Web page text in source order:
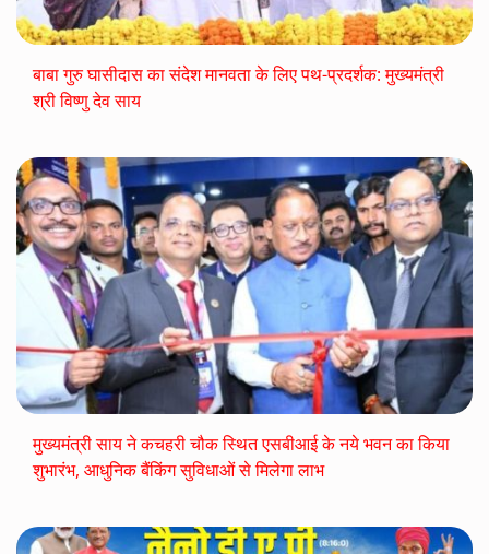
बाबा गुरु घासीदास का संदेश मानवता के लिए पथ-प्रदर्शक: मुख्यमंत्री
श्री विष्णु देव साय
मुख्यमंत्री साय ने कचहरी चौक स्थित एसबीआई के नये भवन का किया
शुभारंभ, आधुनिक बैंकिंग सुविधाओं से मिलेगा लाभ